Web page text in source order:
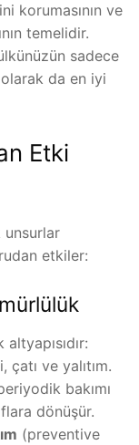
korumasının ve
temelidir.
sadece
da en iyi
Etki
unsurlar
etkiler:
ve yalıtım.
bakımı
dönüşür.
(preventive